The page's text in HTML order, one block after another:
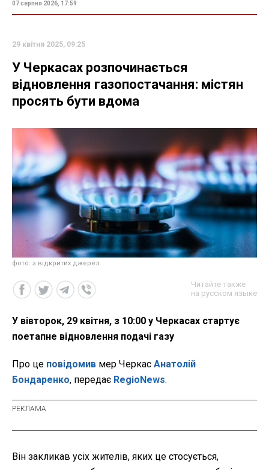
07 серпня 2026, 17:59
29 квітня 2025, 09:25
У Черкасах розпочинається
відновлення газопостачання: містян
просять бути вдома
фото: з відкритих джерел
Читайте также
на русском языке
У вівторок, 29 квітня, з 10:00 у Черкасах стартує
поетапне відновлення подачі газу
Про це повідомив мер Черкас Анатолій
Бондаренко, передає RegioNews.
Він закликав усіх жителів, яких це стосується,